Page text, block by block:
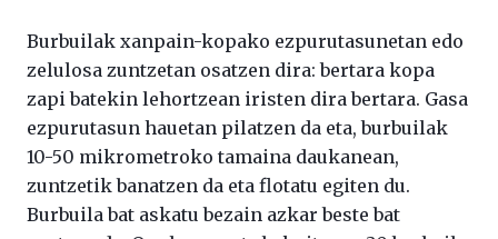
Burbuilak xanpain-kopako ezpurutasunetan edo
zelulosa zuntzetan osatzen dira: bertara kopa
zapi batekin lehortzean iristen dira bertara. Gasa
ezpurutasun hauetan pilatzen da eta, burbuilak
10-50 mikrometroko tamaina daukanean,
zuntzetik banatzen da eta flotatu egiten du.
Burbuila bat askatu bezain azkar beste bat